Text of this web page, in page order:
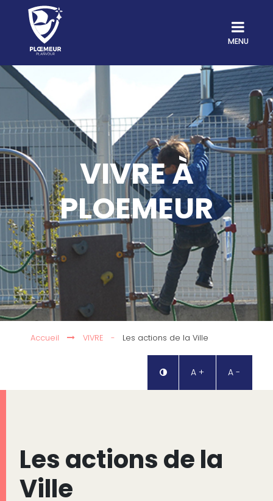
MENU
VIVRE À
PLOEMEUR
Accueil VIVRE - Les actions de la Ville
A + A -
Les actions de la
Ville